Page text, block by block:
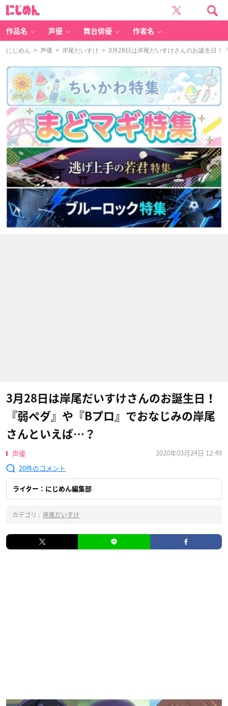
作品名 声優 舞台俳優 作者名
にじめん > 声優 > 岸尾だいすけ > 3月28日は岸尾だいすけさんのお誕生日！
3月28日は岸尾だいすけさんのお誕生日！
『弱ペダ』や『Bプロ』でおなじみの岸尾
さんといえば…？
声優
2020年03月24日 12:49
20
ライター：にじめん編集部
カテゴリ : 岸尾だいすけ